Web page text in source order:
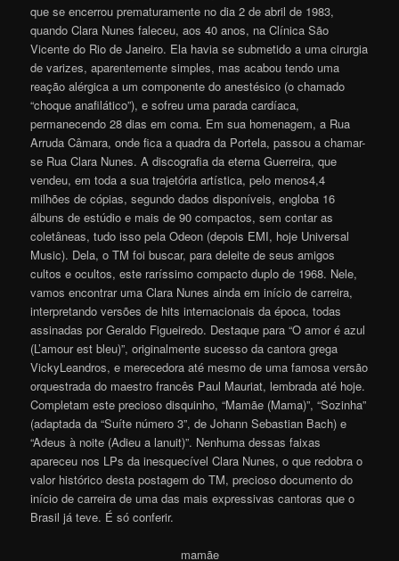
que se encerrou prematuramente no dia 2 de abril de 1983,
quando Clara Nunes faleceu, aos 40 anos, na Clínica São
Vicente do Rio de Janeiro. Ela havia se submetido a uma cirurgia
de varizes, aparentemente simples, mas acabou tendo uma
reação alérgica a um componente do anestésico (o chamado
“choque anafilático”), e sofreu uma parada cardíaca,
permanecendo 28 dias em coma. Em sua homenagem, a Rua
Arruda Câmara, onde fica a quadra da Portela, passou a chamar-
se Rua Clara Nunes. A discografia da eterna Guerreira, que
vendeu, em toda a sua trajetória artística, pelo menos4,4
milhões de cópias, segundo dados disponíveis, engloba 16
álbuns de estúdio e mais de 90 compactos, sem contar as
coletâneas, tudo isso pela Odeon (depois EMI, hoje Universal
Music). Dela, o TM foi buscar, para deleite de seus amigos
cultos e ocultos, este raríssimo compacto duplo de 1968. Nele,
vamos encontrar uma Clara Nunes ainda em início de carreira,
interpretando versões de hits internacionais da época, todas
assinadas por Geraldo Figueiredo. Destaque para “O amor é azul
(L’amour est bleu)”, originalmente sucesso da cantora grega
VickyLeandros, e merecedora até mesmo de uma famosa versão
orquestrada do maestro francês Paul Mauriat, lembrada até hoje.
Completam este precioso disquinho, “Mamãe (Mama)”, “Sozinha”
(adaptada da “Suíte número 3”, de Johann Sebastian Bach) e
“Adeus à noite (Adieu a lanuit)”. Nenhuma dessas faixas
apareceu nos LPs da inesquecível Clara Nunes, o que redobra o
valor histórico desta postagem do TM, precioso documento do
início de carreira de uma das mais expressivas cantoras que o
Brasil já teve. É só conferir.
mamãe